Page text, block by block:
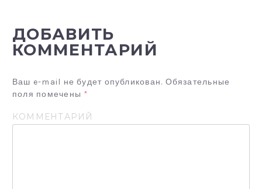
И
Я
П
О
З
А
ДОБАВИТЬ
КОММЕНТАРИЙ
Ваш e-mail не будет опубликован. Обязательные
поля помечены *
КОММЕНТАРИЙ